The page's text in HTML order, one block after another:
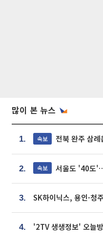
많이 본 뉴스
1. 속보 전북 완주 삼
2. 속보 서울도 '40도
3.
4.